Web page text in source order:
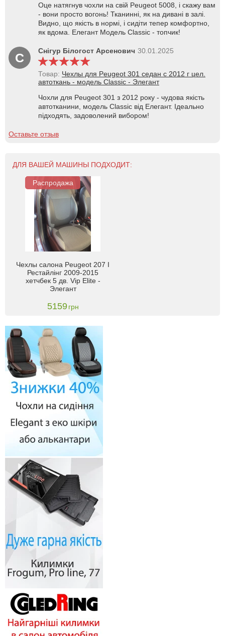
Оце натягнув чохли на свій Peugeot 5008, і скажу вам
- вони просто вогонь! Тканинні, як на дивані в залі.
Видно, що якість в нормі, і сидіти тепер комфортно,
як вдома. Елегант Модель Classic - топчик!
С Снігур Білогост Арсенович 30.01.2025
Товар: Чехлы для Peugeot 301 седан с 2012 г цел.
автоткань - модель Classic - Элегант
Чохли для Peugeot 301 з 2012 року - чудова якість
автотканини, модель Classic від Елегант. Ідеально
підходять, задоволений вибором!
Оставьте отзыв
ДЛЯ ВАШЕЙ МАШИНЫ ПОДХОДИТ:
Распродажа
Чехлы салона Peugeot 207 I
Рестайлінг 2009-2015
хетчбек 5 дв. Vip Elite -
Элегант
5159 грн